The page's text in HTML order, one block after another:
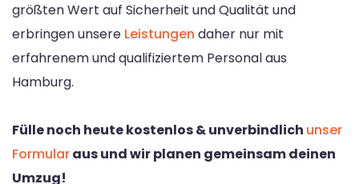
größten Wert auf Sicherheit und Qualität und
erbringen unsere Leistungen daher nur mit
erfahrenem und qualifiziertem Personal aus
Hamburg.
Fülle noch heute kostenlos & unverbindlich unser
Formularaus und wir planen gemeinsam deinen
Umzug!